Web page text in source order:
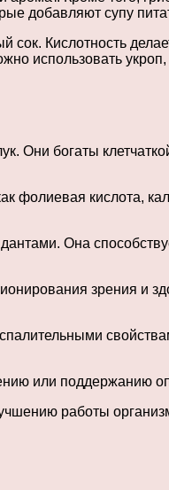
добавляют супу
Кислотность
использовать укроп,
Они богаты
фолиевая кислота,
Она
зрения и
или поддержанию
работы